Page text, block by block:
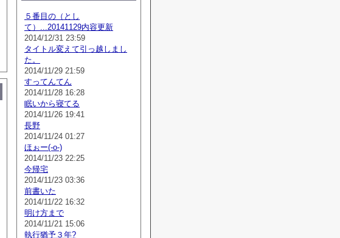
５番目の（とし
て）...20141129内容更新
2014/12/31 23:59
タイトル変えて引っ越しまし
た。
2014/11/29 21:59
すってんてん
2014/11/28 16:28
眠いから寝てる
2014/11/26 19:41
長野
2014/11/24 01:27
ほぉー(-o-)
2014/11/23 22:25
今帰宅
2014/11/23 03:36
前書いた
2014/11/22 16:32
明け方まで
2014/11/21 15:06
執行猶予３年?